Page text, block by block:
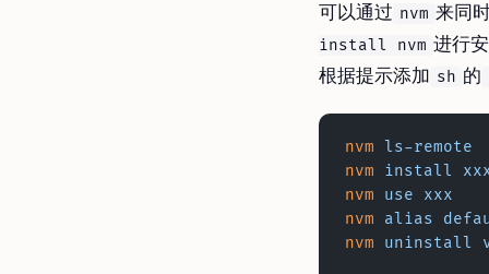
可以通过 nvm 来同
install nvm 进行
根据提示添加 sh 的
nvm ls-remote
nvm install
nvm use xxx
nvm alias
nvm uninstall